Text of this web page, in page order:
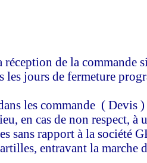
de la
jours de fermeture
les commande ( Devis )
en cas de non respect, à
sans rapport à la
entravant la marche